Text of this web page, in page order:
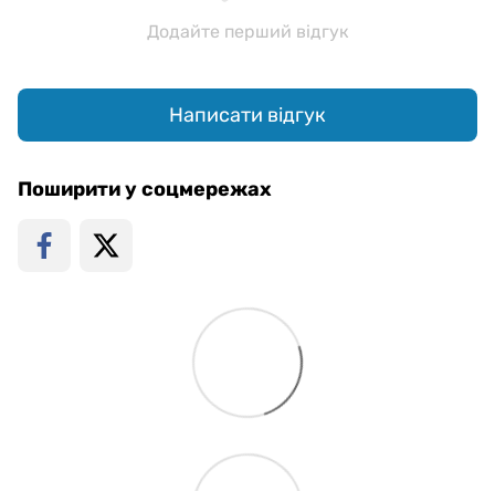
Додайте перший відгук
Написати відгук
Поширити у соцмережах